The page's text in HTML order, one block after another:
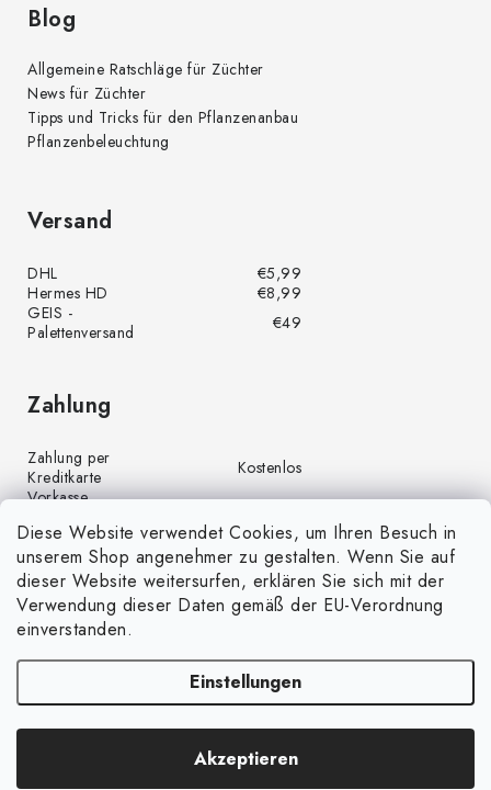
Diese Website verwendet Cookies, um Ihren Besuch in
unserem Shop angenehmer zu gestalten. Wenn Sie auf
dieser Website weitersurfen, erklären Sie sich mit der
Verwendung dieser Daten gemäß der EU-Verordnung
einverstanden.
Einstellungen
Akzeptieren
Blog
Allgemeine Ratschläge für Züchter
News für Züchter
Tipps und Tricks für den Pflanzenanbau
Pflanzenbeleuchtung
Versand
DHL
€5,99
Hermes HD
€8,99
GEIS -
Palettenversand
€49
Zahlung
Zahlung per
Kreditkarte
Kostenlos
Vorkasse
Zahlung per PayPal
Kostenlos
Nachnahme
€4,00
Copyright 2026GrünGarten.de. Alle Rechte vorbehalten.Cookie-
Einstellungen ändern